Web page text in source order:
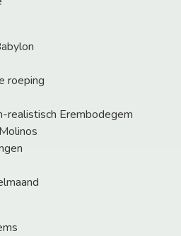
roeping
realistisch Erembodegem